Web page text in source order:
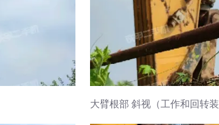
大臂根部 斜视（工作和回转